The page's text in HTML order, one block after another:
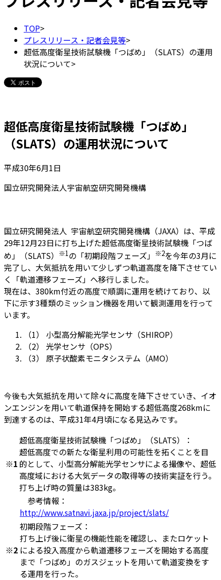
TOP>
プレスリリース・記者会見等>
超低高度衛星技術試験機「つばめ」（SLATS）の運用
状況について>
超低高度衛星技術試験機「つばめ」
（SLATS）の運用状況について
平成30年6月1日
国立研究開発法人宇宙航空研究開発機構
国立研究開発法人 宇宙航空研究開発機構（JAXA）は、平成
29年12月23日に打ち上げた超低高度衛星技術試験機「つば
め」（SLATS）
※1の「初期段階フェーズ」 ※2を今年の3月に
完了し、大気抵抗を用いて少しずつ軌道高度を降下させてい
く「軌道遷移フェーズ」へ移行しました。
現在は、380km付近の高度で順調に運用を続けており、以
下に示す3種類のミッション機器を用いて観測運用を行って
います。
（1）
小型高分解能光学センサ（SHIROP）
（2）
光学センサ（OPS）
（3）
原子状酸素モニタシステム（AMO）
今後も大気抵抗を用いて除々に高度を降下させていき、イオ
ンエンジンを用いて軌道保持を開始する超低高度268kmに
到達するのは、平成31年4月頃になる見込みです。
※1
超低高度衛星技術試験機「つばめ」（SLATS）：
超低高度での新たな衛星利用の可能性を拓くことを目
的として、小型高分解能光学センサによる撮像や、超低
高度域における大気データの取得等の技術実証を行う。
打ち上げ時の質量は383kg。
参考情報：
http://www.satnavi.jaxa.jp/project/slats/
※2
初期段階フェーズ：
打ち上げ後に衛星の機能性能を確認し、またロケット
による投入高度から軌道遷移フェーズを開始する高度
まで「つばめ」のガスジェットを用いて軌道変換をす
る運用を行った。